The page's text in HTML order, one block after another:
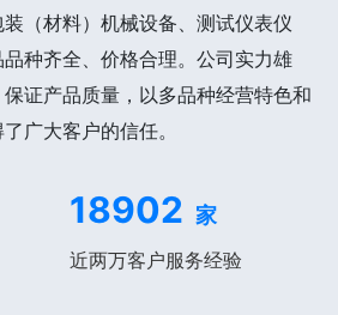
（材料）机械设备、测试仪表仪
种齐全、价格合理。公司实力雄
证产品质量，以多品种经营特色和
广大客户的信任。
18902 家
近两万客户服务经验